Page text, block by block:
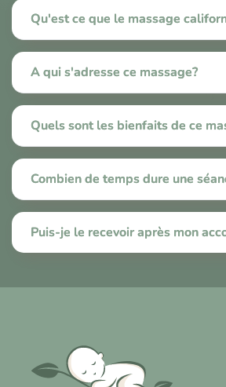
Qu'est ce que le massage
A qui s'adresse ce massage?
Quels sont les bienfaits de ce
Combien de temps dure une
Puis-je le recevoir après mon